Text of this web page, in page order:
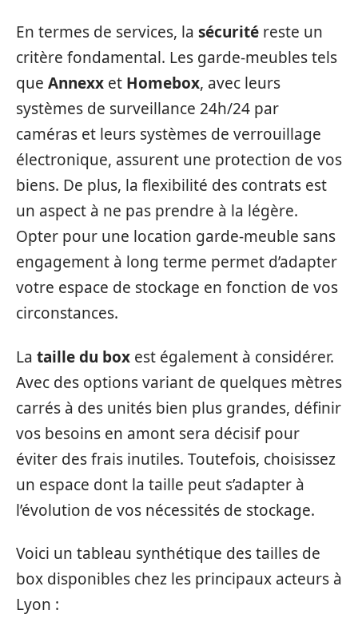
En termes de services, la sécurité reste un
critère fondamental. Les garde-meubles tels
que Annexx et Homebox, avec leurs
systèmes de surveillance 24h/24 par
caméras et leurs systèmes de verrouillage
électronique, assurent une protection de vos
biens. De plus, la flexibilité des contrats est
un aspect à ne pas prendre à la légère.
Opter pour une location garde-meuble sans
engagement à long terme permet d’adapter
votre espace de stockage en fonction de vos
circonstances.
La taille du box est également à considérer.
Avec des options variant de quelques mètres
carrés à des unités bien plus grandes, définir
vos besoins en amont sera décisif pour
éviter des frais inutiles. Toutefois, choisissez
un espace dont la taille peut s’adapter à
l’évolution de vos nécessités de stockage.
Voici un tableau synthétique des tailles de
box disponibles chez les principaux acteurs à
Lyon :